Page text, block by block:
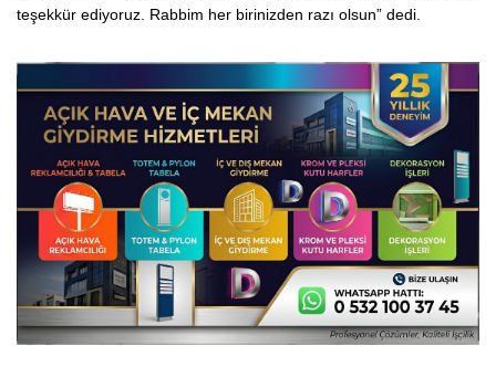
teşekkür ediyoruz. Rabbim her birinizden razı olsun” dedi.